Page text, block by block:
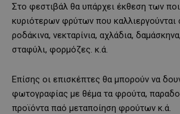
Στο φεστιβάλ θα υπάρχει έκθεση των
κυριότερων φρύτων που καλλιεργούνται
ροδάκινα, νεκταρίνια, αχλάδια,
σταφύλι, φορμόζες. κ.ά.
Επίσης οι επισκέπτες θα μπορούν να
φωτογραφίας με θέμα τα φρούτα,
προϊόντα παό μεταποίηση φρούτων κ.ά.